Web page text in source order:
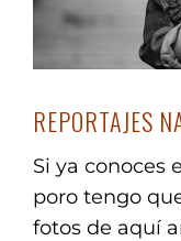
REPORTAJES
Si ya conoces
poro tengo
fotos de aquí